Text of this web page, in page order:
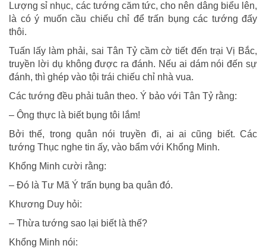
Lượng sỉ nhục, các tướng căm tức, cho nên dâng biểu lên,
là có ý muốn cầu chiếu chỉ để trấn bụng các tướng đấy
thôi.
Tuấn lấy làm phải, sai Tân Tỷ cầm cờ tiết đến trại Vị Bắc,
truyền lời dụ không được ra đánh. Nếu ai dám nói đến sự
đánh, thì ghép vào tội trái chiếu chỉ nhà vua.
Các tướng đều phải tuân theo. Ý bảo với Tân Tỷ rằng:
– Ông thực là biết bụng tôi lắm!
Bởi thế, trong quân nói truyền đi, ai ai cũng biết. Các
tướng Thục nghe tin ấy, vào bẩm với Khổng Minh.
Khổng Minh cười rằng:
– Đó là Tư Mã Ý trấn bụng ba quân đó.
Khương Duy hỏi:
– Thừa tướng sao lại biết là thế?
Khổng Minh nói: